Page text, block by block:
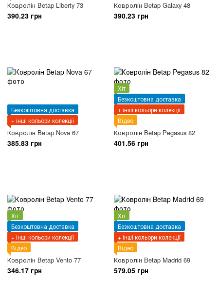
Ковролін Betap Liberty 73
390.23 грн
Ковролін Betap Galaxy 48
390.23 грн
Безкоштовна доставка
+ інші кольори колекції
Ковролін Betap Nova 67
385.83 грн
Хіт
Безкоштовна доставка
+ інші кольори колекції
Відео
Ковролін Betap Pegasus 82
401.56 грн
Хіт
Безкоштовна доставка
+ інші кольори колекції
Відео
Ковролін Betap Vento 77
346.17 грн
Хіт
Безкоштовна доставка
+ інші кольори колекції
Відео
Ковролін Betap Madrid 69
579.05 грн